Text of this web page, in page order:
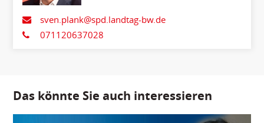
sven.plank@spd.landtag-bw.de
071120637028
Das könnte Sie auch interessieren